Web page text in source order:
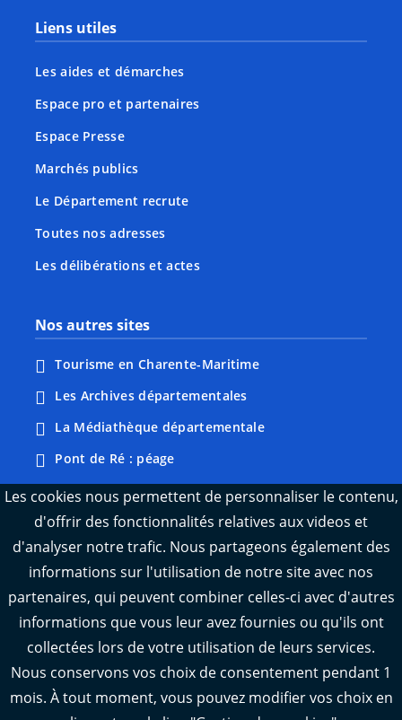
Liens utiles
Les aides et démarches
Espace pro et partenaires
Espace Presse
Marchés publics
Le Département recrute
Toutes nos adresses
Les délibérations et actes
Nos autres sites
Tourisme en Charente-Maritime
Les Archives départementales
La Médiathèque départementale
Pont de Ré : péage
Webcams : Ré info trafic
Webcams : Oléron info trafic
Manger 17
L'Observatoire des territoires de Charente-
Maritime
Les cookies nous permettent de personnaliser le contenu,
d'offrir des fonctionnalités relatives aux videos et
d'analyser notre trafic. Nous partageons également des
informations sur l'utilisation de notre site avec nos
partenaires, qui peuvent combiner celles-ci avec d'autres
informations que vous leur avez fournies ou qu'ils ont
collectées lors de votre utilisation de leurs services.
Nous conservons vos choix de consentement pendant 1
mois. À tout moment, vous pouvez modifier vos choix en